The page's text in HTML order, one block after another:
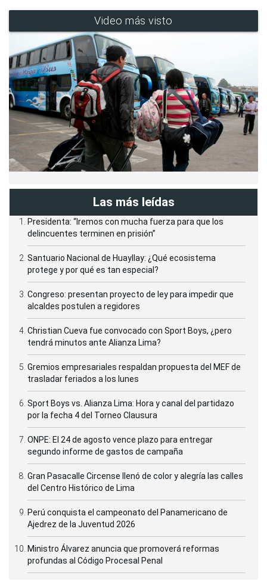
Video más visto
Las más leídas
Presidenta: “Iremos con mucha fuerza para que los
delincuentes terminen en prisión”
Santuario Nacional de Huayllay: ¿Qué ecosistema
protege y por qué es tan especial?
Congreso: presentan proyecto de ley para impedir que
alcaldes postulen a regidores
Christian Cueva fue convocado con Sport Boys, ¿pero
tendrá minutos ante Alianza Lima?
Gremios empresariales respaldan propuesta del MEF de
trasladar feriados a los lunes
Sport Boys vs. Alianza Lima: Hora y canal del partidazo
por la fecha 4 del Torneo Clausura
ONPE: El 24 de agosto vence plazo para entregar
segundo informe de gastos de campaña
Gran Pasacalle Circense llenó de color y alegría las calles
del Centro Histórico de Lima
Perú conquista el campeonato del Panamericano de
Ajedrez de la Juventud 2026
Ministro Álvarez anuncia que promoverá reformas
profundas al Código Procesal Penal